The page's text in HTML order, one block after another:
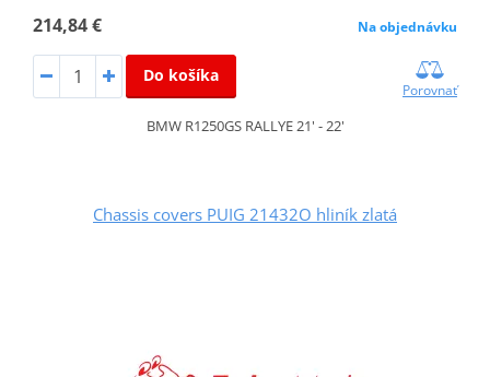
214,84 € Na objednávku
Do košíka
Porovnať
BMW R1250GS RALLYE 21' - 22'
Chassis covers PUIG 21432O hliník zlatá